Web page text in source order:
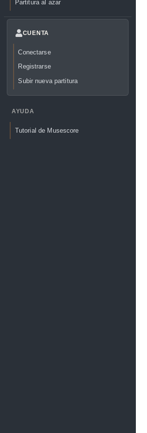
Partitura al azar
CUENTA
Conectarse
Registrarse
Subir nueva partitura
AYUDA
Tutorial de Musescore